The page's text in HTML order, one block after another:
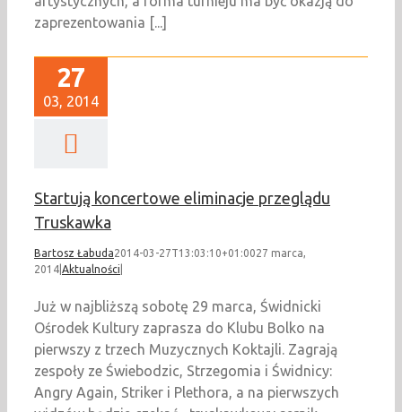
zaprezentowania [...]
27
03, 2014
Startują koncertowe eliminacje przeglądu
Truskawka
Bartosz Łabuda2014-03-27T13:03:10+01:0027 marca,
2014 Aktualności
Już w najbliższą sobotę 29 marca, Świdnicki
Ośrodek Kultury zaprasza do Klubu Bolko na
pierwszy z trzech Muzycznych Koktajli. Zagrają
zespoły ze Świebodzic, Strzegomia i Świdnicy:
Angry Again, Striker i Plethora, a na pierwszych